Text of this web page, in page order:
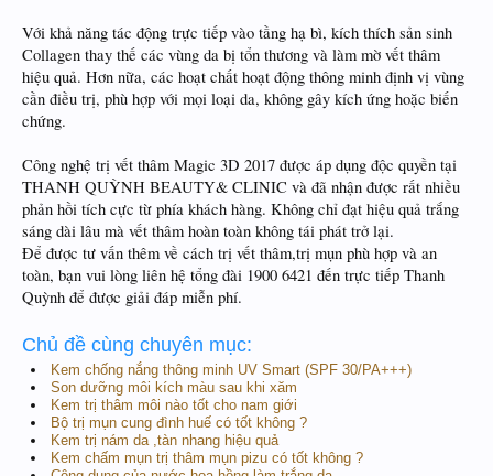
Với khả năng tác động trực tiếp vào tầng hạ bì, kích thích sản sinh
Collagen thay thế các vùng da bị tổn thương và làm mờ vết thâm
hiệu quả. Hơn nữa, các hoạt chất hoạt động thông minh định vị vùng
cần điều trị, phù hợp với mọi loại da, không gây kích ứng hoặc biến
chứng.
Công nghệ trị vết thâm Magic 3D 2017 được áp dụng độc quyền tại
THANH QUỲNH BEAUTY& CLINIC và đã nhận được rất nhiều
phản hồi tích cực từ phía khách hàng. Không chỉ đạt hiệu quả trắng
sáng dài lâu mà vết thâm hoàn toàn không tái phát trở lại.
Để được tư vấn thêm về cách trị vết thâm,trị mụn phù hợp và an
toàn, bạn vui lòng liên hệ tổng đài 1900 6421 đến trực tiếp Thanh
Quỳnh để được giải đáp miễn phí.
Chủ đề cùng chuyên mục:
Kem chống nắng thông minh UV Smart (SPF 30/PA+++)
Son dưỡng môi kích màu sau khi xăm
Kem trị thâm môi nào tốt cho nam giới
Bộ trị mụn cung đình huế có tốt không ?
Kem trị nám da ,tàn nhang hiệu quả
Kem chấm mụn trị thâm mụn pizu có tốt không ?